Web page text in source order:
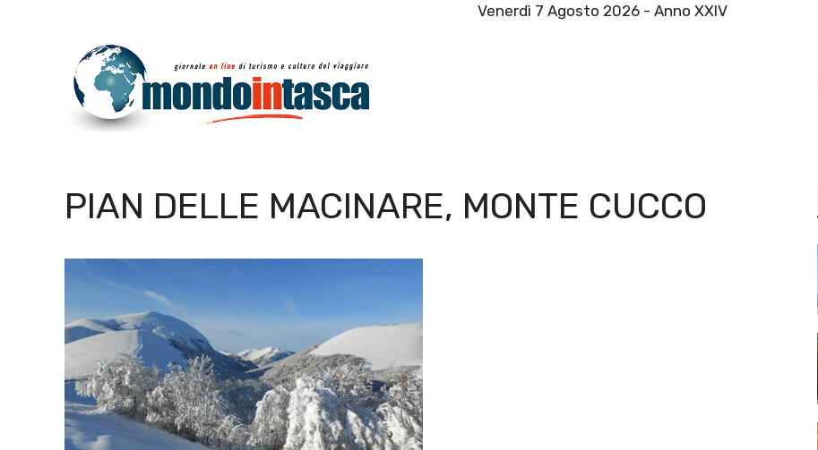
Venerdì 7 Agosto 2026 - Anno XXIV
PIAN DELLE MACINARE, MONTE CUCCO